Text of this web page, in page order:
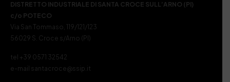
DISTRETTO INDUSTRIALE DI SANTA CROCE SULL’ARNO (PI)
c/o POTECO
Via San Tommaso, 119/121/123
56029 S. Croce s/Arno (PI)
tel +39 0571 32542
e-mail santacroce@ssip.it